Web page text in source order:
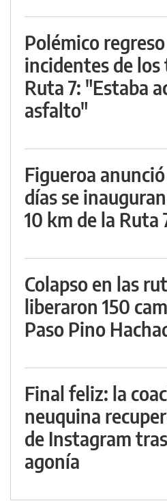
Polémico
incidentes de
Ruta 7: "Estaba
asfalto"
Figueroa
días se
10 km de la Ruta
Colapso en las
liberaron 150
Paso Pino
Final feliz: la
neuquina
de Instagram
agonía